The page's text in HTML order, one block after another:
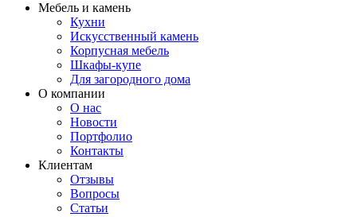
Мебель и камень
Кухни
Искусственный камень
Корпусная мебель
Шкафы-купе
Для загородного дома
О компании
О нас
Новости
Портфолио
Контакты
Клиентам
Отзывы
Вопросы
Статьи